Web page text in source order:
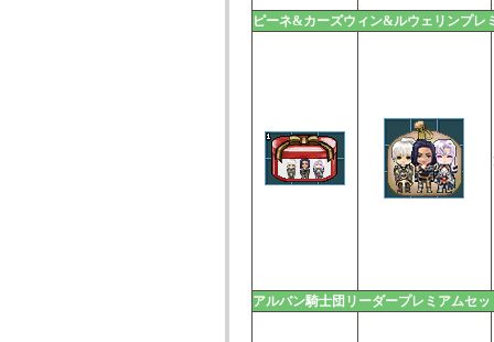
ピーネ&カーズウィン&ルウェリンプレ
アルバン騎士団リーダープレミアムセ